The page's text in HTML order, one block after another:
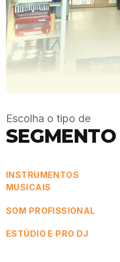
Escolha o tipo de
SEGMENTO
INSTRUMENTOS
MUSICAIS
SOM PROFISSIONAL
ESTÚDIO E PRO DJ